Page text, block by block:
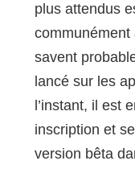
plus attendus
communément
savent
lancé sur les
l’instant, il est
inscription et
version bêta